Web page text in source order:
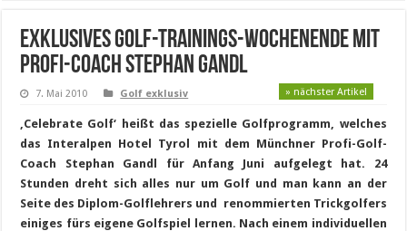
Exklusives Golf-Trainings-Wochenende mit
Profi-Coach Stephan Gandl
7. Mai 2010 Golf exklusiv » nächster Artikel
‚Celebrate Golf‘ heißt das spezielle Golfprogramm, welches
das Interalpen Hotel Tyrol mit dem Münchner Profi-Golf-
Coach Stephan Gandl für Anfang Juni aufgelegt hat. 24
Stunden dreht sich alles nur um Golf und man kann an der
Seite des Diplom-Golflehrers und renommierten Trickgolfers
einiges fürs eigene Golfspiel lernen. Nach einem individuellen